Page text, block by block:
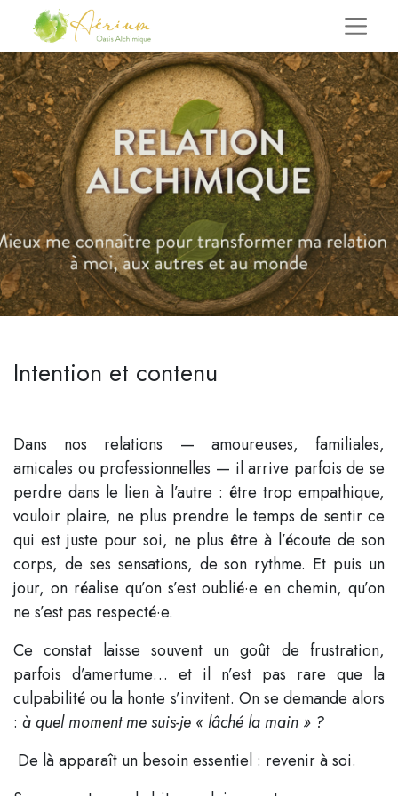
Intention et contenu
Dans nos relations — amoureuses, familiales,
amicales ou professionnelles — il arrive parfois de se
perdre dans le lien à l’autre : être trop empathique,
vouloir plaire, ne plus prendre le temps de sentir ce
qui est juste pour soi, ne plus être à l’écoute de son
corps, de ses sensations, de son rythme. Et puis un
jour, on réalise qu’on s’est oublié·e en chemin, qu’on
ne s’est pas respecté·e.
Ce constat laisse souvent un goût de frustration,
parfois d’amertume… et il n’est pas rare que la
culpabilité ou la honte s’invitent. On se demande alors
: à quel moment me suis-je « lâché la main » ?
De là apparaît un besoin essentiel : revenir à soi.